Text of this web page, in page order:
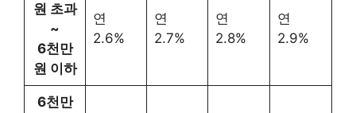
원 초과
~
6천만
원 이하
연
2.6%
연
2.7%
연
2.8%
연
2.9%
6천만